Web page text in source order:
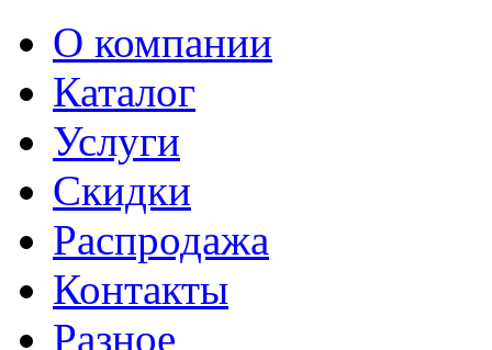
О компании
Каталог
Услуги
Скидки
Распродажа
Контакты
Разное